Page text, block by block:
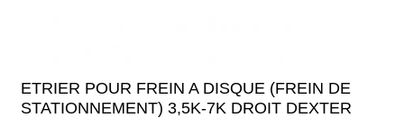
ETRIER POUR FREIN A DISQUE (FREIN DE
STATIONNEMENT) 3,5K-7K DROIT DEXTER